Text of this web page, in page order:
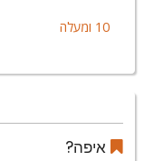
10 ומעלה
איפה?